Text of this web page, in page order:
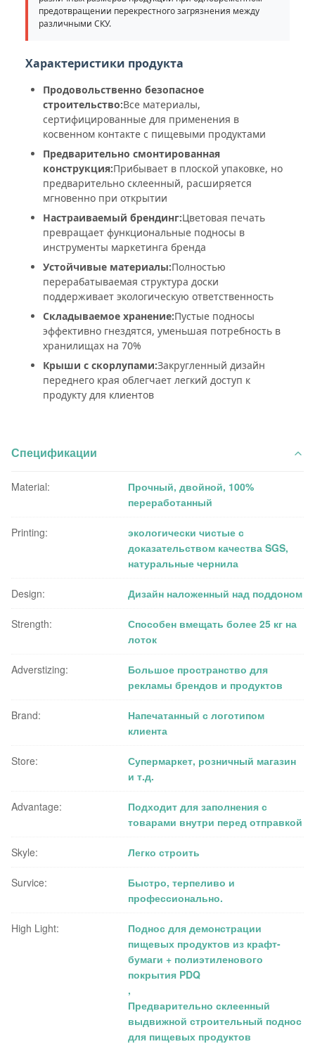
предотвращении перекрестного загрязнения между
различными СКУ.
Характеристики продукта
Продовольственно безопасное
строительство:Все материалы,
сертифицированные для применения в
косвенном контакте с пищевыми продуктами
Предварительно смонтированная
конструкция:Прибывает в плоской упаковке, но
предварительно склеенный, расширяется
мгновенно при открытии
Настраиваемый брендинг:Цветовая печать
превращает функциональные подносы в
инструменты маркетинга бренда
Устойчивые материалы:Полностью
перерабатываемая структура доски
поддерживает экологическую ответственность
Складываемое хранение:Пустые подносы
эффективно гнездятся, уменьшая потребность в
хранилищах на 70%
Крыши с скорлупами:Закругленный дизайн
переднего края облегчает легкий доступ к
продукту для клиентов
Спецификации
Material:
Прочный, двойной, 100%
переработанный
Printing:
экологически чистые с
доказательством качества SGS,
натуральные чернила
Design: Дизайн наложенный над поддоном
Strength:
Способен вмещать более 25 кг на
лоток
Adverstizing:
Большое пространство для
рекламы брендов и продуктов
Brand:
Напечатанный с логотипом
клиента
Store:
Супермаркет, розничный магазин
и т.д.
Advantage:
Подходит для заполнения с
товарами внутри перед отправкой
Skyle: Легко строить
Survice:
Быстро, терпеливо и
профессионально.
High Light:
Поднос для демонстрации
пищевых продуктов из крафт-
бумаги + полиэтиленового
покрытия PDQ
,
Предварительно склеенный
выдвижной строительный поднос
для пищевых продуктов